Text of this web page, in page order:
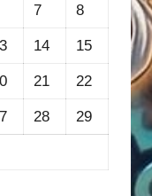
7 8
14 15
21 22
28 29